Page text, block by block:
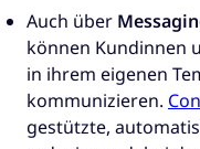
Auch über
können Kundinnen
in ihrem eigenen
kommunizieren.
gestützte,